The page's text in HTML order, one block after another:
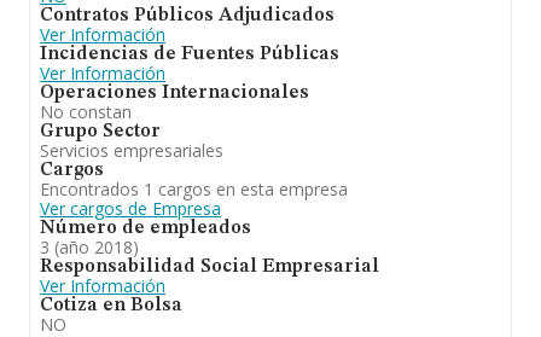
Contratos Públicos Adjudicados
Ver Información
Incidencias de Fuentes Públicas
Ver Información
Operaciones Internacionales
No constan
Grupo Sector
Servicios empresariales
Cargos
Encontrados 1 cargos en esta empresa
Ver cargos de Empresa
Número de empleados
3 (año 2018)
Responsabilidad Social Empresarial
Ver Información
Cotiza en Bolsa
NO